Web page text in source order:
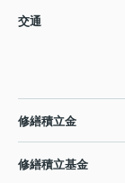
交通
修繕積立金
修繕積立基金